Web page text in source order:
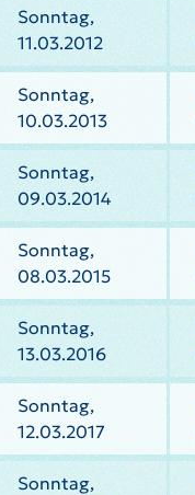
Sonntag,
11.03.2012
Sonntag,
10.03.2013
Sonntag,
09.03.2014
Sonntag,
08.03.2015
Sonntag,
13.03.2016
Sonntag,
12.03.2017
Sonntag,